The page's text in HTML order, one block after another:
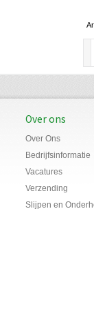
Over ons
Over Ons
Bedrijfsinformatie
Vacatures
Verzending
Slijpen en